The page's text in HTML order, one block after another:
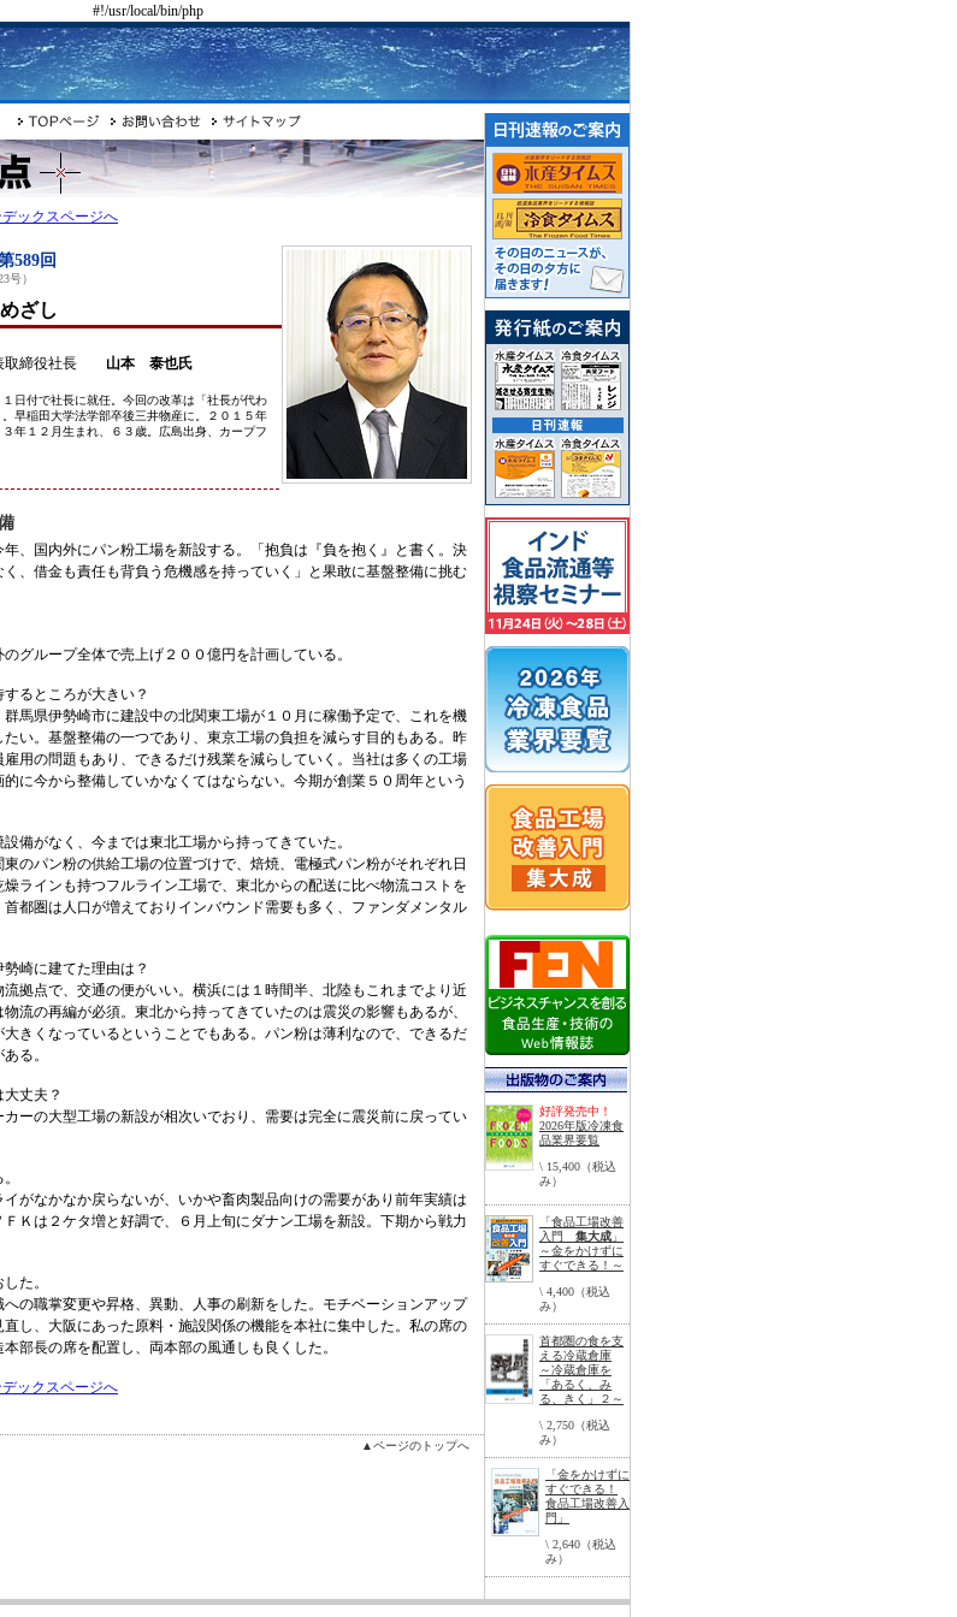
#!/usr/local/bin/php
ックスページへ
589回
号）
ざし
締役社長 山本 泰也氏
１日付で社長に就任。今回の改革は「社長が代わ
早稲田大学法学部卒後三井物産に。２０１５年
年１２月生まれ、６３歳。広島出身、カープフ
、国内外にパン粉工場を新設する。「抱負は『負を抱く』と書く。決
く、借金も責任も背負う危機感を持っていく」と果敢に基盤整備に挑む
グループ全体で売上げ２００億円を計画している。
るところが大きい？
馬県伊勢崎市に建設中の北関東工場が１０月に稼働予定で、これを機
い。基盤整備の一つであり、東京工場の負担を減らす目的もある。昨
用の問題もあり、できるだけ残業を減らしていく。当社は多くの工場
に今から整備していかなくてはならない。今期が創業５０周年という
がなく、今までは東北工場から持ってきていた。
のパン粉の供給工場の位置づけで、焙焼、電極式パン粉がそれぞれ日
ラインも持つフルライン工場で、東北からの配送に比べ物流コストを
都圏は人口が増えておりインバウンド需要も多く、ファンダメンタル
崎に建てた理由は？
拠点で、交通の便がいい。横浜には１時間半、北陸もこれまでより近
流の再編が必須。東北から持ってきていたのは震災の影響もあるが、
きくなっているということでもある。パン粉は薄利なので、できるだ
る。
丈夫？
ーの大型工場の新設が相次いでおり、需要は完全に震災前に戻ってい
がなかなか戻らないが、いかや畜肉製品向けの需要があり前年実績は
Ｋは２ケタ増と好調で、６月上旬にダナン工場を新設。下期から戦力
た。
の職掌変更や昇格、異動、人事の刷新をした。モチベーションアップ
直し、大阪にあった原料・施設関係の機能を本社に集中した。私の席の
部長の席を配置し、両本部の風通しも良くした。
ックスページへ
▲ページのトップへ
好評発売中！
2026年版冷凍食
品業界要覧
\ 15,400（税込
み）
「食品工場改善
入門 集大成 」
～金をかけずに
すぐできる！～
\ 4,400（税込
み）
首都圏の食を支
える冷蔵倉庫
～冷蔵倉庫を
「あるく、み
る、きく」２～
\ 2,750（税込
み）
「金をかけずに
すぐできる！
食品工場改善入
門」
\ 2,640（税込
み）